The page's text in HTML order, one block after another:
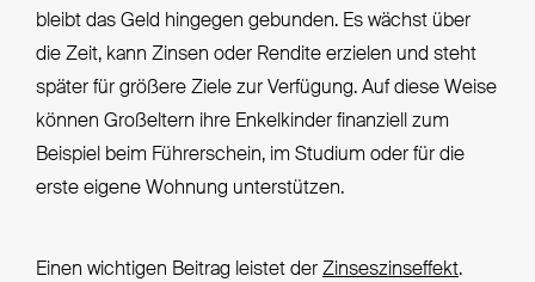
bleibt das Geld hingegen gebunden. Es wächst über
die Zeit, kann Zinsen oder Rendite erzielen und steht
später für größere Ziele zur Verfügung. Auf diese Weise
können Großeltern ihre Enkelkinder finanziell zum
Beispiel beim Führerschein, im Studium oder für die
erste eigene Wohnung unterstützen.
Einen wichtigen Beitrag leistet der Zinseszinseffekt.